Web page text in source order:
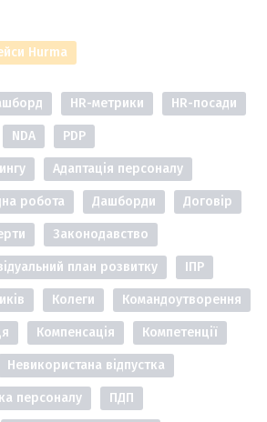
Hurma
HR-метрики HR-посади
NDA PDP
Адаптація персоналу
робота Дашборди Договір
Законодавство
план розвитку ІПР
Колеги Командоутворення
Компенсація Компетенції
Невикористана відпустка
персоналу ПДП